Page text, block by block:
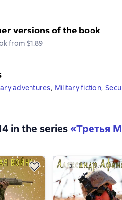
versions of the book
from $1.89
adventures, Military fiction,
in the series«Третья